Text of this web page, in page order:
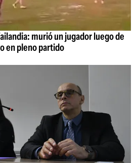
murió un jugador luego de
en pleno partido